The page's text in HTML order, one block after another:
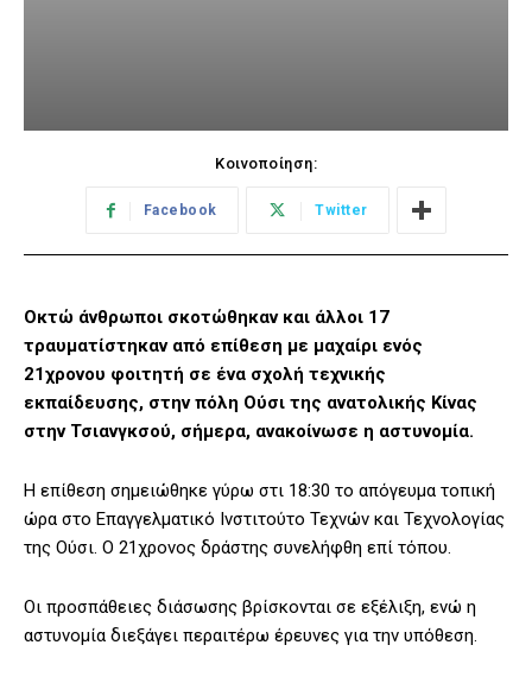
Κοινοποίηση:
Facebook Twitter
Οκτώ άνθρωποι σκοτώθηκαν και άλλοι 17
τραυματίστηκαν από επίθεση με μαχαίρι ενός
21χρονου φοιτητή σε ένα σχολή τεχνικής
εκπαίδευσης, στην πόλη Ούσι της ανατολικής Κίνας
στην Τσιανγκσού, σήμερα, ανακοίνωσε η αστυνομία.
Η επίθεση σημειώθηκε γύρω στι 18:30 το απόγευμα τοπική
ώρα στο Επαγγελματικό Ινστιτούτο Τεχνών και Τεχνολογίας
της Ούσι. Ο 21χρονος δράστης συνελήφθη επί τόπου.
Οι προσπάθειες διάσωσης βρίσκονται σε εξέλιξη, ενώ η
αστυνομία διεξάγει περαιτέρω έρευνες για την υπόθεση.